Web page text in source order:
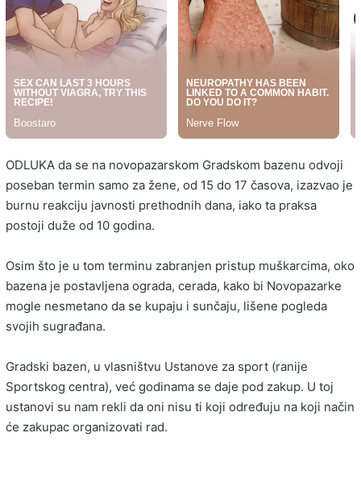
ODLUKA da se na novopazarskom Gradskom bazenu odvoji
poseban termin samo za žene, od 15 do 17 časova, izazvao je
burnu reakciju javnosti prethodnih dana, iako ta praksa
postoji duže od 10 godina.
Osim što je u tom terminu zabranjen pristup muškarcima, oko
bazena je postavljena ograda, cerada, kako bi Novopazarke
mogle nesmetano da se kupaju i sunčaju, lišene pogleda
svojih sugrađana.
Gradski bazen, u vlasništvu Ustanove za sport (ranije
Sportskog centra), već godinama se daje pod zakup. U toj
ustanovi su nam rekli da oni nisu ti koji određuju na koji način
će zakupac organizovati rad.